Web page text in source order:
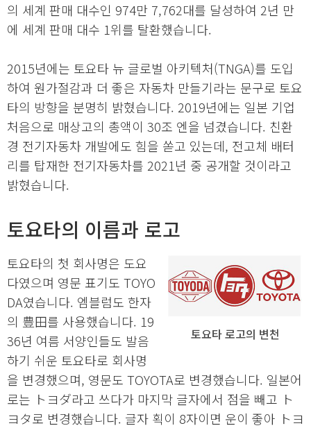
의 세계 판매 대수인 974만 7,762대를 달성하여 2년 만
에 세계 판매 대수 1위를 탈환했습니다.
2015년에는 토요타 뉴 글로벌 아키텍처(TNGA)를 도입
하여 원가절감과 더 좋은 자동차 만들기라는 문구로 토요
타의 방향을 분명히 밝혔습니다. 2019년에는 일본 기업
처음으로 매상고의 총액이 30조 엔을 넘겼습니다. 친환
경 전기자동차 개발에도 힘을 쏟고 있는데, 전고체 배터
리를 탑재한 전기자동차를 2021년 중 공개할 것이라고
밝혔습니다.
토요타의 이름과 로고
토요타 로고의 변천
토요타의 첫 회사명은 도요
다였으며 영문 표기도 TOYO
DA였습니다. 엠블럼도 한자
의 豊田를 사용했습니다. 19
36년 여름 서양인들도 발음
하기 쉬운 토요타로 회사명
을 변경했으며, 영문도 TOYOTA로 변경했습니다. 일본어
로는 トヨダ라고 쓰다가 마지막 글자에서 점을 빼고 ト
ヨタ로 변경했습니다. 글자 획이 8자이면 운이 좋아 トヨ